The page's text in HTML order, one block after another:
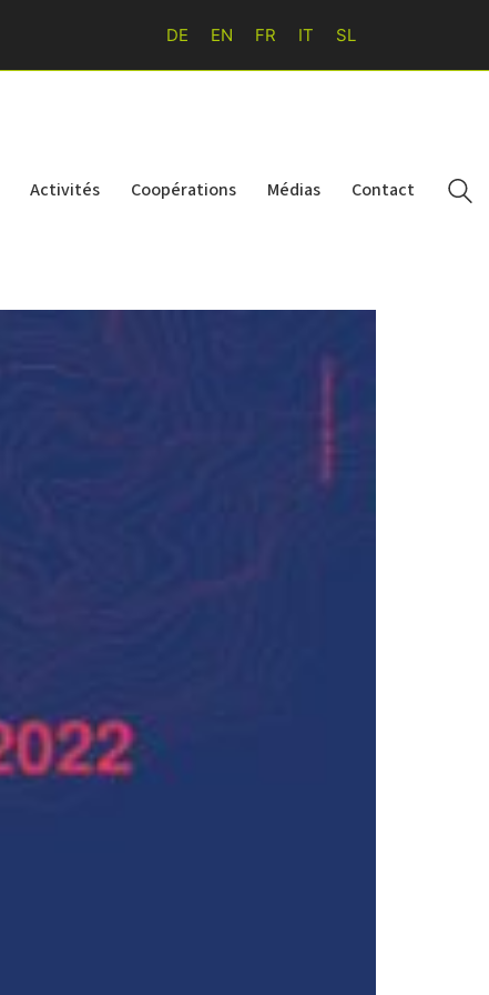
DE EN FR IT SL
Activités Coopérations Médias Contact